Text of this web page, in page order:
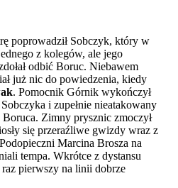
poprowadził Sobczyk, który w
z kolegów, ale jego
odbić Boruc. Niebawem
już nic do powiedzenia, kiedy
. Pomocnik Górnik wykończył
i zupełnie nieatakowany
Boruca. Zimny prysznic zmoczył
się przeraźliwe gwizdy wraz z
Marcina Brosza na
tempa. Wkrótce z dystansu
pierwszy na linii dobrze